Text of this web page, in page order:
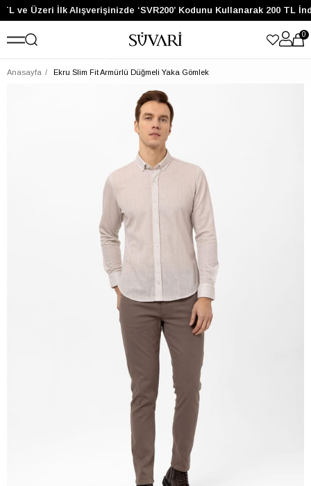
ve Üzeri İlk Alışverişinizde ‘SVR200’ Kodunu Kullanarak 200 TL
0
Anasayfa Ekru Slim Fit Armürlü Düğmeli Yaka Gömlek